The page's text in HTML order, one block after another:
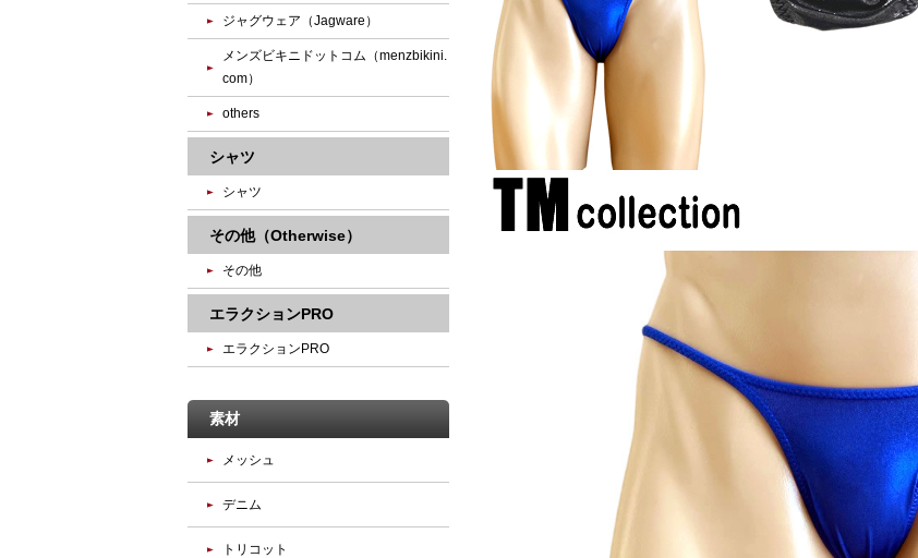
ジャグウェア（Jagware）
メンズビキニドットコム（menzbikini.
com）
others
シャツ
シャツ
その他（Otherwise）
その他
エラクションPRO
エラクションPRO
素材
メッシュ
デニム
トリコット